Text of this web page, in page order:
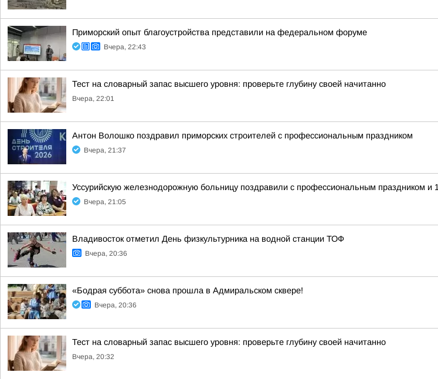
Приморский опыт благоустройства представили на федеральном форуме
Вчера, 22:43
Тест на словарный запас высшего уровня: проверьте глубину своей начитанно
Вчера, 22:01
Антон Волошко поздравил приморских строителей с профессиональным праздником
Вчера, 21:37
Уссурийскую железнодорожную больницу поздравили с профессиональным праздником и
Вчера, 21:05
Владивосток отметил День физкультурника на водной станции ТОФ
Вчера, 20:36
«Бодрая суббота» снова прошла в Адмиральском сквере!
Вчера, 20:36
Тест на словарный запас высшего уровня: проверьте глубину своей начитанно
Вчера, 20:32